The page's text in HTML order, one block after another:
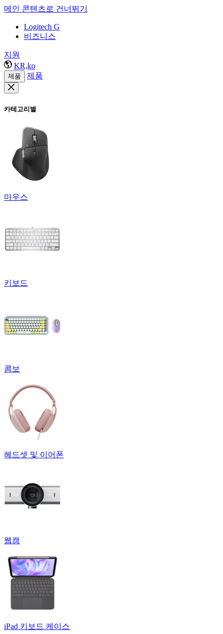
메인 콘텐츠로 건너뛰기
Logitech G
비즈니스
지원
KR,ko
제품 제품
카테고리별
마우스
키보드
콤보
헤드셋 및 이어폰
웹캠
iPad 키보드 케이스